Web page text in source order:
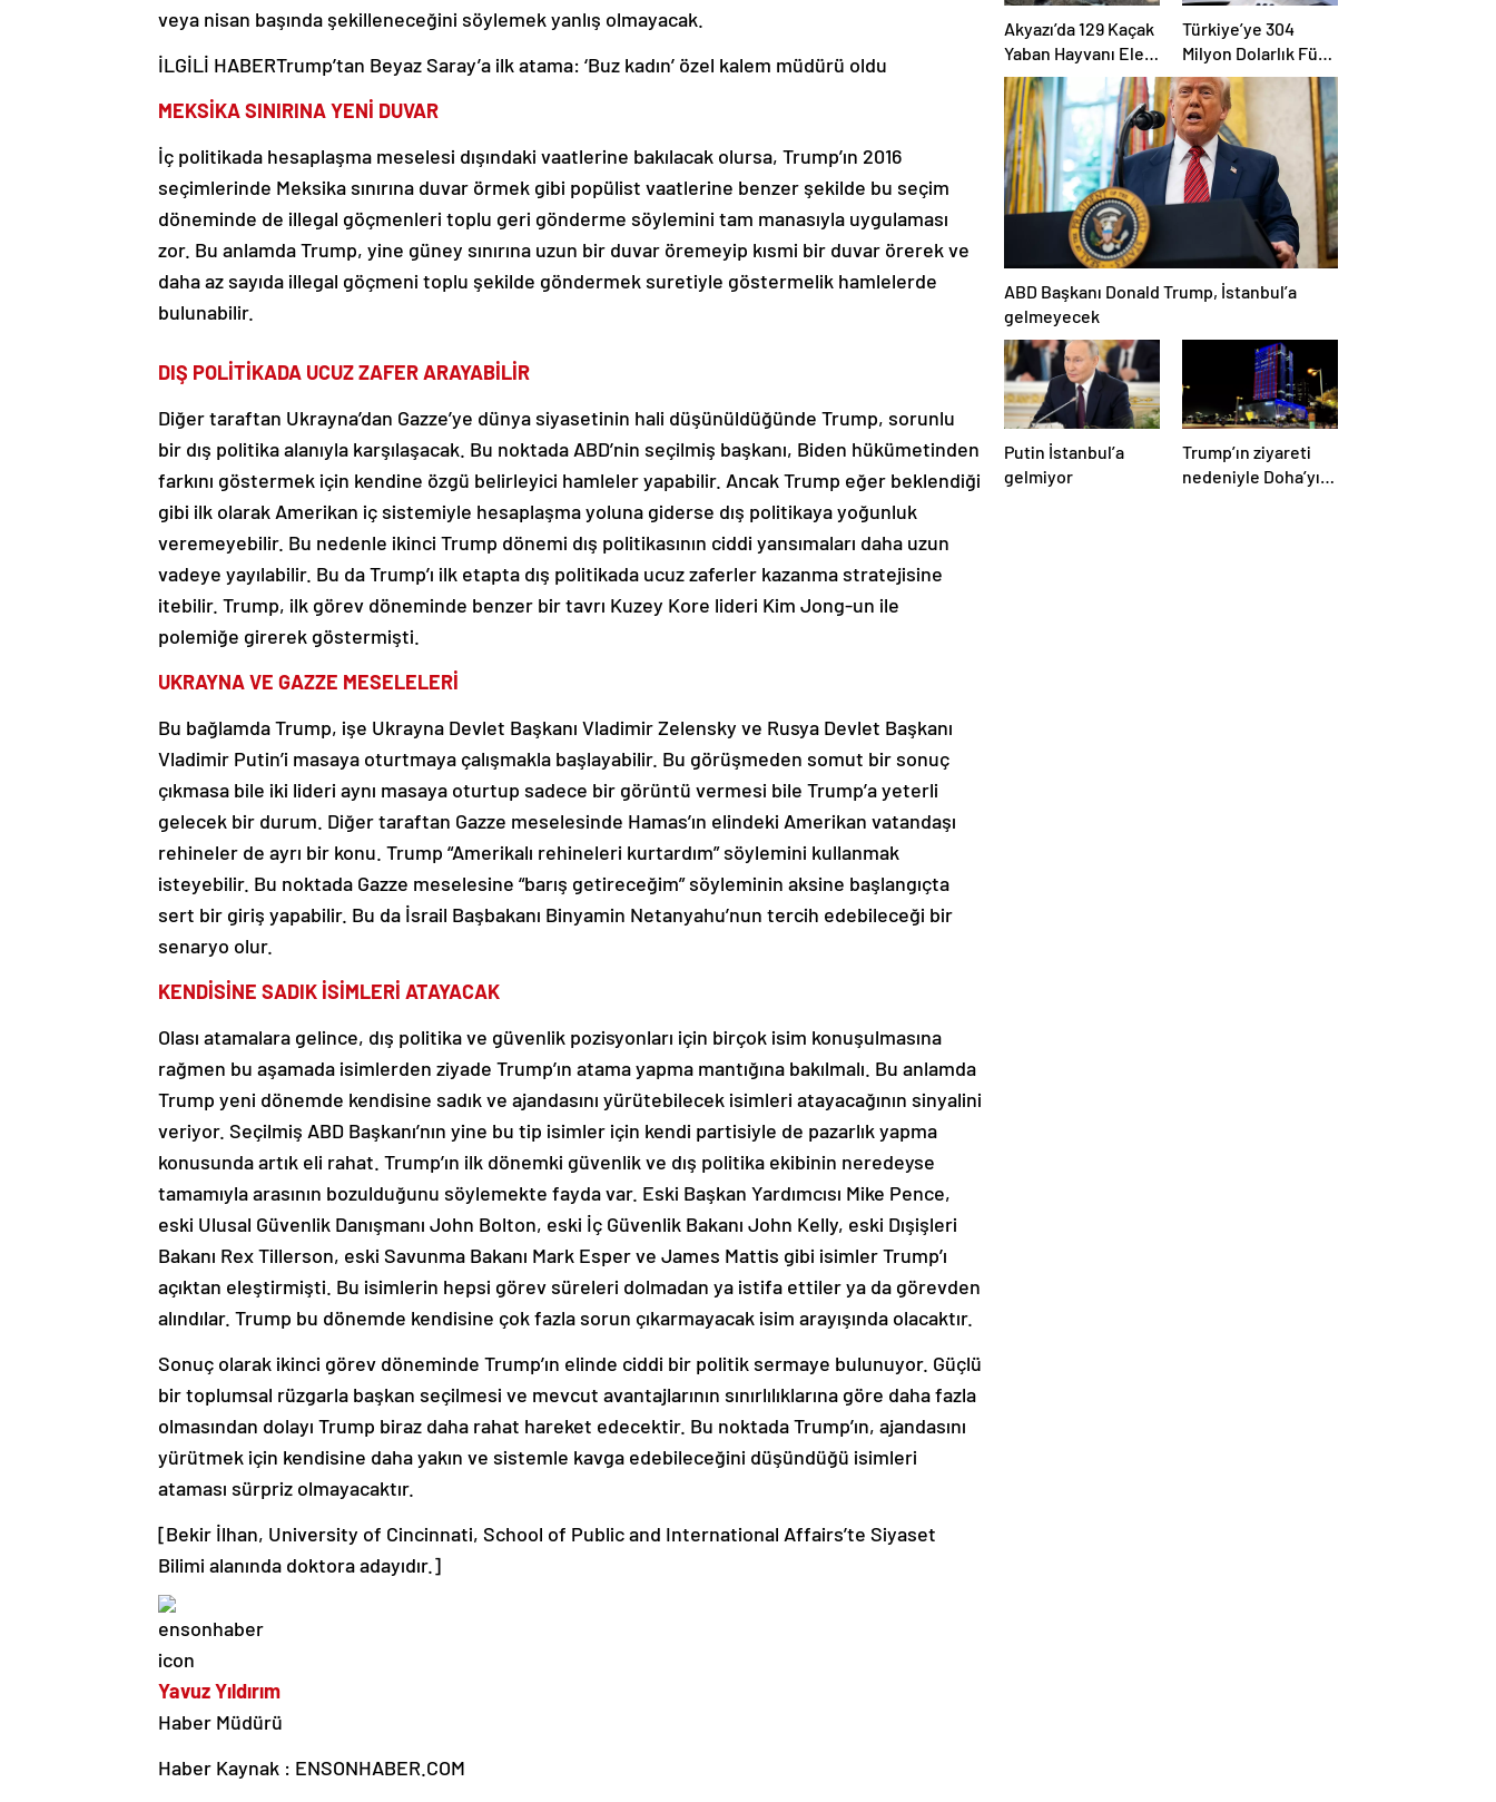
veya nisan başında şekilleneceğini söylemek yanlış olmayacak.
İLGİLİ HABERTrump’tan Beyaz Saray’a ilk atama: ‘Buz kadın’ özel kalem müdürü oldu
MEKSİKA SINIRINA YENİ DUVAR
İç politikada hesaplaşma meselesi dışındaki vaatlerine bakılacak olursa, Trump’ın 2016
seçimlerinde Meksika sınırına duvar örmek gibi popülist vaatlerine benzer şekilde bu seçim
döneminde de illegal göçmenleri toplu geri gönderme söylemini tam manasıyla uygulaması
zor. Bu anlamda Trump, yine güney sınırına uzun bir duvar öremeyip kısmi bir duvar örerek ve
daha az sayıda illegal göçmeni toplu şekilde göndermek suretiyle göstermelik hamlelerde
bulunabilir.
DIŞ POLİTİKADA UCUZ ZAFER ARAYABİLİR
Diğer taraftan Ukrayna’dan Gazze’ye dünya siyasetinin hali düşünüldüğünde Trump, sorunlu
bir dış politika alanıyla karşılaşacak. Bu noktada ABD’nin seçilmiş başkanı, Biden hükümetinden
farkını göstermek için kendine özgü belirleyici hamleler yapabilir. Ancak Trump eğer beklendiği
gibi ilk olarak Amerikan iç sistemiyle hesaplaşma yoluna giderse dış politikaya yoğunluk
veremeyebilir. Bu nedenle ikinci Trump dönemi dış politikasının ciddi yansımaları daha uzun
vadeye yayılabilir. Bu da Trump’ı ilk etapta dış politikada ucuz zaferler kazanma stratejisine
itebilir. Trump, ilk görev döneminde benzer bir tavrı Kuzey Kore lideri Kim Jong-un ile
polemiğe girerek göstermişti.
UKRAYNA VE GAZZE MESELELERİ
Bu bağlamda Trump, işe Ukrayna Devlet Başkanı Vladimir Zelensky ve Rusya Devlet Başkanı
Vladimir Putin’i masaya oturtmaya çalışmakla başlayabilir. Bu görüşmeden somut bir sonuç
çıkmasa bile iki lideri aynı masaya oturtup sadece bir görüntü vermesi bile Trump’a yeterli
gelecek bir durum. Diğer taraftan Gazze meselesinde Hamas’ın elindeki Amerikan vatandaşı
rehineler de ayrı bir konu. Trump “Amerikalı rehineleri kurtardım” söylemini kullanmak
isteyebilir. Bu noktada Gazze meselesine “barış getireceğim” söyleminin aksine başlangıçta
sert bir giriş yapabilir. Bu da İsrail Başbakanı Binyamin Netanyahu’nun tercih edebileceği bir
senaryo olur.
KENDİSİNE SADIK İSİMLERİ ATAYACAK
Olası atamalara gelince, dış politika ve güvenlik pozisyonları için birçok isim konuşulmasına
rağmen bu aşamada isimlerden ziyade Trump’ın atama yapma mantığına bakılmalı. Bu anlamda
Trump yeni dönemde kendisine sadık ve ajandasını yürütebilecek isimleri atayacağının sinyalini
veriyor. Seçilmiş ABD Başkanı’nın yine bu tip isimler için kendi partisiyle de pazarlık yapma
konusunda artık eli rahat. Trump’ın ilk dönemki güvenlik ve dış politika ekibinin neredeyse
tamamıyla arasının bozulduğunu söylemekte fayda var. Eski Başkan Yardımcısı Mike Pence,
eski Ulusal Güvenlik Danışmanı John Bolton, eski İç Güvenlik Bakanı John Kelly, eski Dışişleri
Bakanı Rex Tillerson, eski Savunma Bakanı Mark Esper ve James Mattis gibi isimler Trump’ı
açıktan eleştirmişti. Bu isimlerin hepsi görev süreleri dolmadan ya istifa ettiler ya da görevden
alındılar. Trump bu dönemde kendisine çok fazla sorun çıkarmayacak isim arayışında olacaktır.
Sonuç olarak ikinci görev döneminde Trump’ın elinde ciddi bir politik sermaye bulunuyor. Güçlü
bir toplumsal rüzgarla başkan seçilmesi ve mevcut avantajlarının sınırlılıklarına göre daha fazla
olmasından dolayı Trump biraz daha rahat hareket edecektir. Bu noktada Trump’ın, ajandasını
yürütmek için kendisine daha yakın ve sistemle kavga edebileceğini düşündüğü isimleri
ataması sürpriz olmayacaktır.
[Bekir İlhan, University of Cincinnati, School of Public and International Affairs’te Siyaset
Bilimi alanında doktora adayıdır.]
Yavuz Yıldırım
Haber Müdürü
Haber Kaynak : ENSONHABER.COM
Akyazı’da 129 Kaçak
Yaban Hayvanı Ele
Geçirildi
Türkiye’ye 304
Milyon Dolarlık Füze
Satışı Onayı
ABD Başkanı Donald Trump, İstanbul’a
gelmeyecek
Putin İstanbul’a
gelmiyor
Trump’ın ziyareti
nedeniyle Doha’yı